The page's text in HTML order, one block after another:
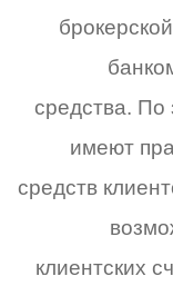
средства. По
имеют
средств
клиентских